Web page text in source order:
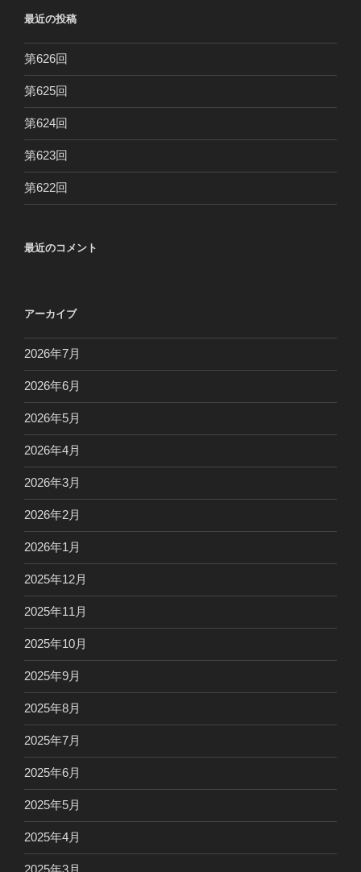
最近の投稿
第626回
第625回
第624回
第623回
第622回
最近のコメント
アーカイブ
2026年7月
2026年6月
2026年5月
2026年4月
2026年3月
2026年2月
2026年1月
2025年12月
2025年11月
2025年10月
2025年9月
2025年8月
2025年7月
2025年6月
2025年5月
2025年4月